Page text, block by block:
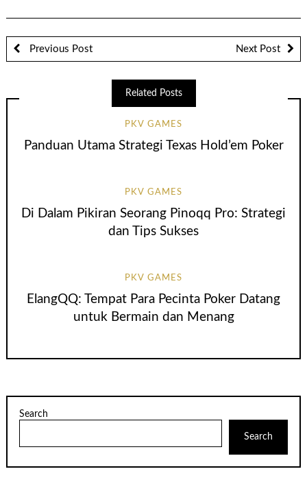
Previous Post Next Post
Related Posts
PKV GAMES
Panduan Utama Strategi Texas Hold’em Poker
PKV GAMES
Di Dalam Pikiran Seorang Pinoqq Pro: Strategi
dan Tips Sukses
PKV GAMES
ElangQQ: Tempat Para Pecinta Poker Datang
untuk Bermain dan Menang
Search
Search